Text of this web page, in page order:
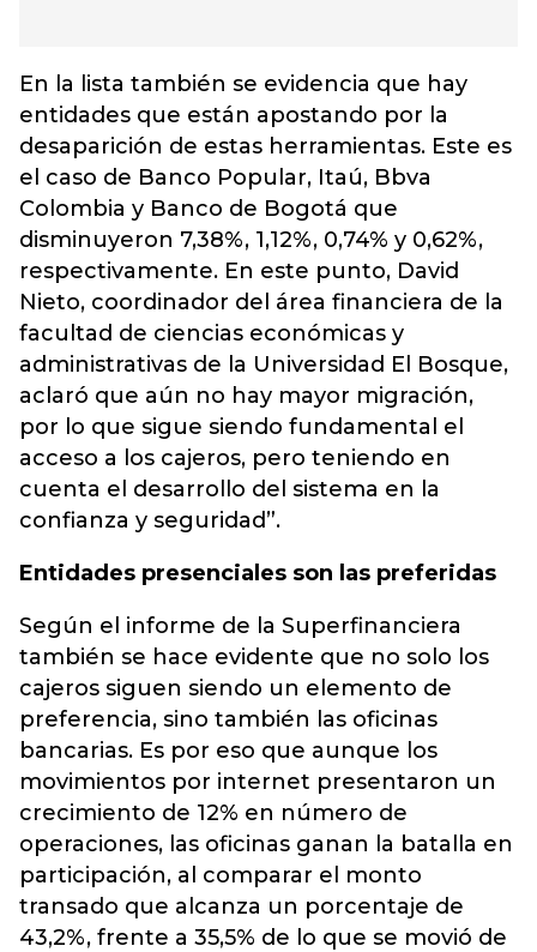
En la lista también se evidencia que hay
entidades que están apostando por la
desaparición de estas herramientas. Este es
el caso de Banco Popular, Itaú, Bbva
Colombia y Banco de Bogotá que
disminuyeron 7,38%, 1,12%, 0,74% y 0,62%,
respectivamente. En este punto, David
Nieto, coordinador del área financiera de la
facultad de ciencias económicas y
administrativas de la Universidad El Bosque,
aclaró que aún no hay mayor migración,
por lo que sigue siendo fundamental el
acceso a los cajeros, pero teniendo en
cuenta el desarrollo del sistema en la
confianza y seguridad”.
Entidades presenciales son las preferidas
Según el informe de la Superfinanciera
también se hace evidente que no solo los
cajeros siguen siendo un elemento de
preferencia, sino también las oficinas
bancarias. Es por eso que aunque los
movimientos por internet presentaron un
crecimiento de 12% en número de
operaciones, las oficinas ganan la batalla en
participación, al comparar el monto
transado que alcanza un porcentaje de
43,2%, frente a 35,5% de lo que se movió de